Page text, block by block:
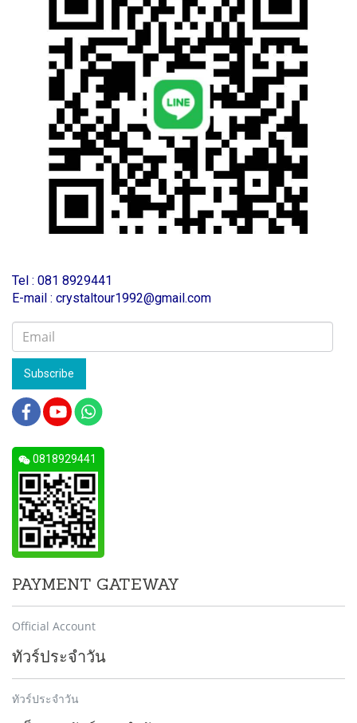
Tel : 081 8929441
E-mail : crystaltour1992@gmail.com
Subscribe
0818929441
PAYMENT GATEWAY
Official Account
ทัวร์ประจำวัน
ทัวร์ประจำวัน